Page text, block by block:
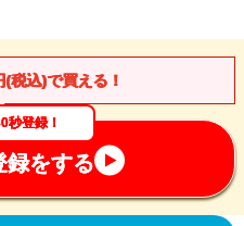
(税込)で買える！
秒登録！
録をする